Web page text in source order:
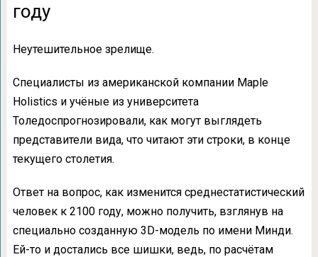
году
Неутешительное зрелище.
Специалисты из американской компании Maple
Holistics и учёные из университета
Толедоспрогнозировали, как могут выглядеть
представители вида, что читают эти строки, в конце
текущего столетия.
Ответ на вопрос, как изменится среднестатистический
человек к 2100 году, можно получить, взглянув на
специально созданную 3D-модель по имени Минди.
Ей-то и достались все шишки, ведь, по расчётам